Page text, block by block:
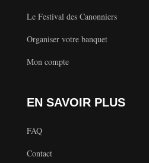
Le Festival des Canonniers
Organiser votre banquet
Mon compte
EN SAVOIR PLUS
FAQ
Contact